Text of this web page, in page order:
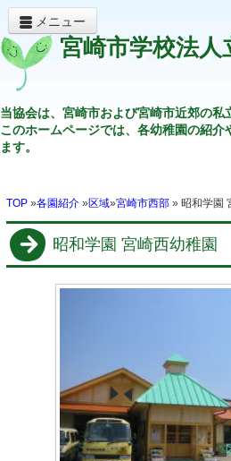
宮崎市学校法人
当協会は、宮崎市および宮崎市近郊の私
このホームページでは、各幼稚園の紹介
ます。
TOP »各園紹介 »区域»宮崎市西部 » 昭和学園
昭和学園 宮崎西幼稚園
メニュー